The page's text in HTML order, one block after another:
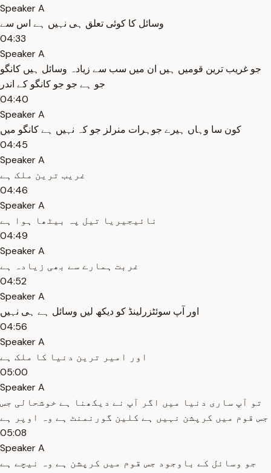
Speaker A
وسائل کا کوئی تعلق ہی نہیں ہے اس سے
04:33
Speaker A
جو غریب ترین قومیں ہیں ان میں سب سے زیادہ وسائل ہیں کانگو
جو ہے جو جو کانگو کے اندر
04:40
Speaker A
کون سا وہاں ہیرے جوہرات منرلز جو کہ نہیں ہے کانگو میں
04:45
Speaker A
غریب ترین ملک ہے
04:46
Speaker A
نائیجیریا تیل پہ بیٹھا ہوا ہے
04:49
Speaker A
غربت ہمارے سے بھی زیادہ ہے
04:52
Speaker A
اور آپ سوئٹزرلینڈ کو دیکھ لیں وسائل ہے ہی نہیں
04:56
Speaker A
اور امیر ترین دنیا کا ملک ہے
05:00
Speaker A
تو آپ ساری دنیا میں اگر آپ نے دیکھنا ہے خوشحالی جس
جس قوم میں کرپشن نہیں ہے کلین گورنمنٹ ہے وہ اوپر ہے
05:08
Speaker A
جو وسائل کے باوجود جس قوم میں کرپشن ہے وہ نیچے ہے